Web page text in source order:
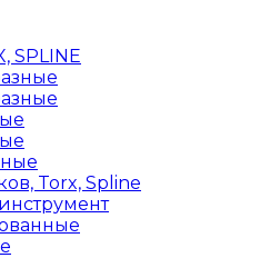
SPLINE
Torx, Spline